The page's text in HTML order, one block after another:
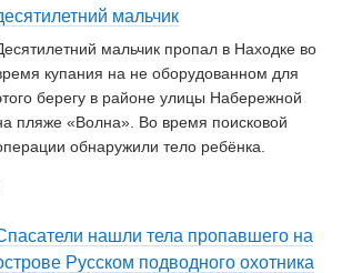
мальчик
мальчик пропал в Находке во
купания на не оборудованном для
берегу в районе улицы Набережной
пляже «Волна». Во время поисковой
обнаружили тело ребёнка.
нашли тела пропавшего на
Русском подводного охотника